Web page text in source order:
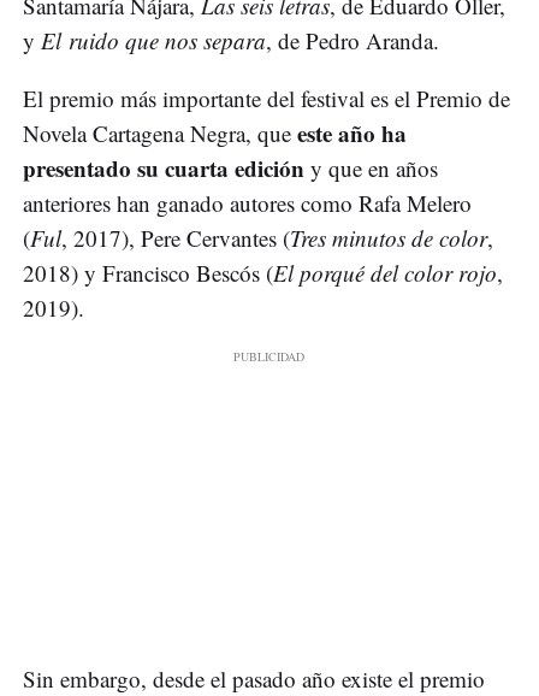
y El ruido que nos separa, de Pedro Aranda.
El premio más importante del festival es el Premio de
Novela Cartagena Negra, que este año ha
presentado su cuarta edición y que en años
anteriores han ganado autores como Rafa Melero
(Ful, 2017), Pere Cervantes (Tres minutos de color,
2018) y Francisco Bescós (El porqué del color rojo,
2019).
Sin embargo, desde el pasado año existe el premio